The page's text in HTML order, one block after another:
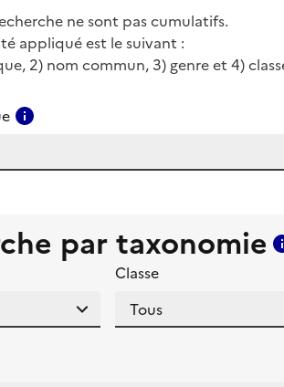
ne sont pas cumulatifs.
appliqué est le suivant :
2) nom commun, 3) genre et 4)
par taxonomie
Classe